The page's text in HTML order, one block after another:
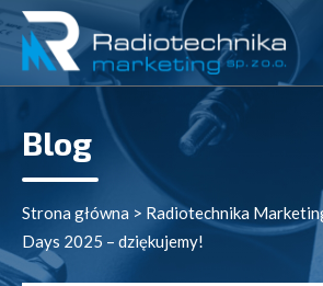
Blog
Strona główna > Radiotechnika
Days 2025 – dziękujemy!